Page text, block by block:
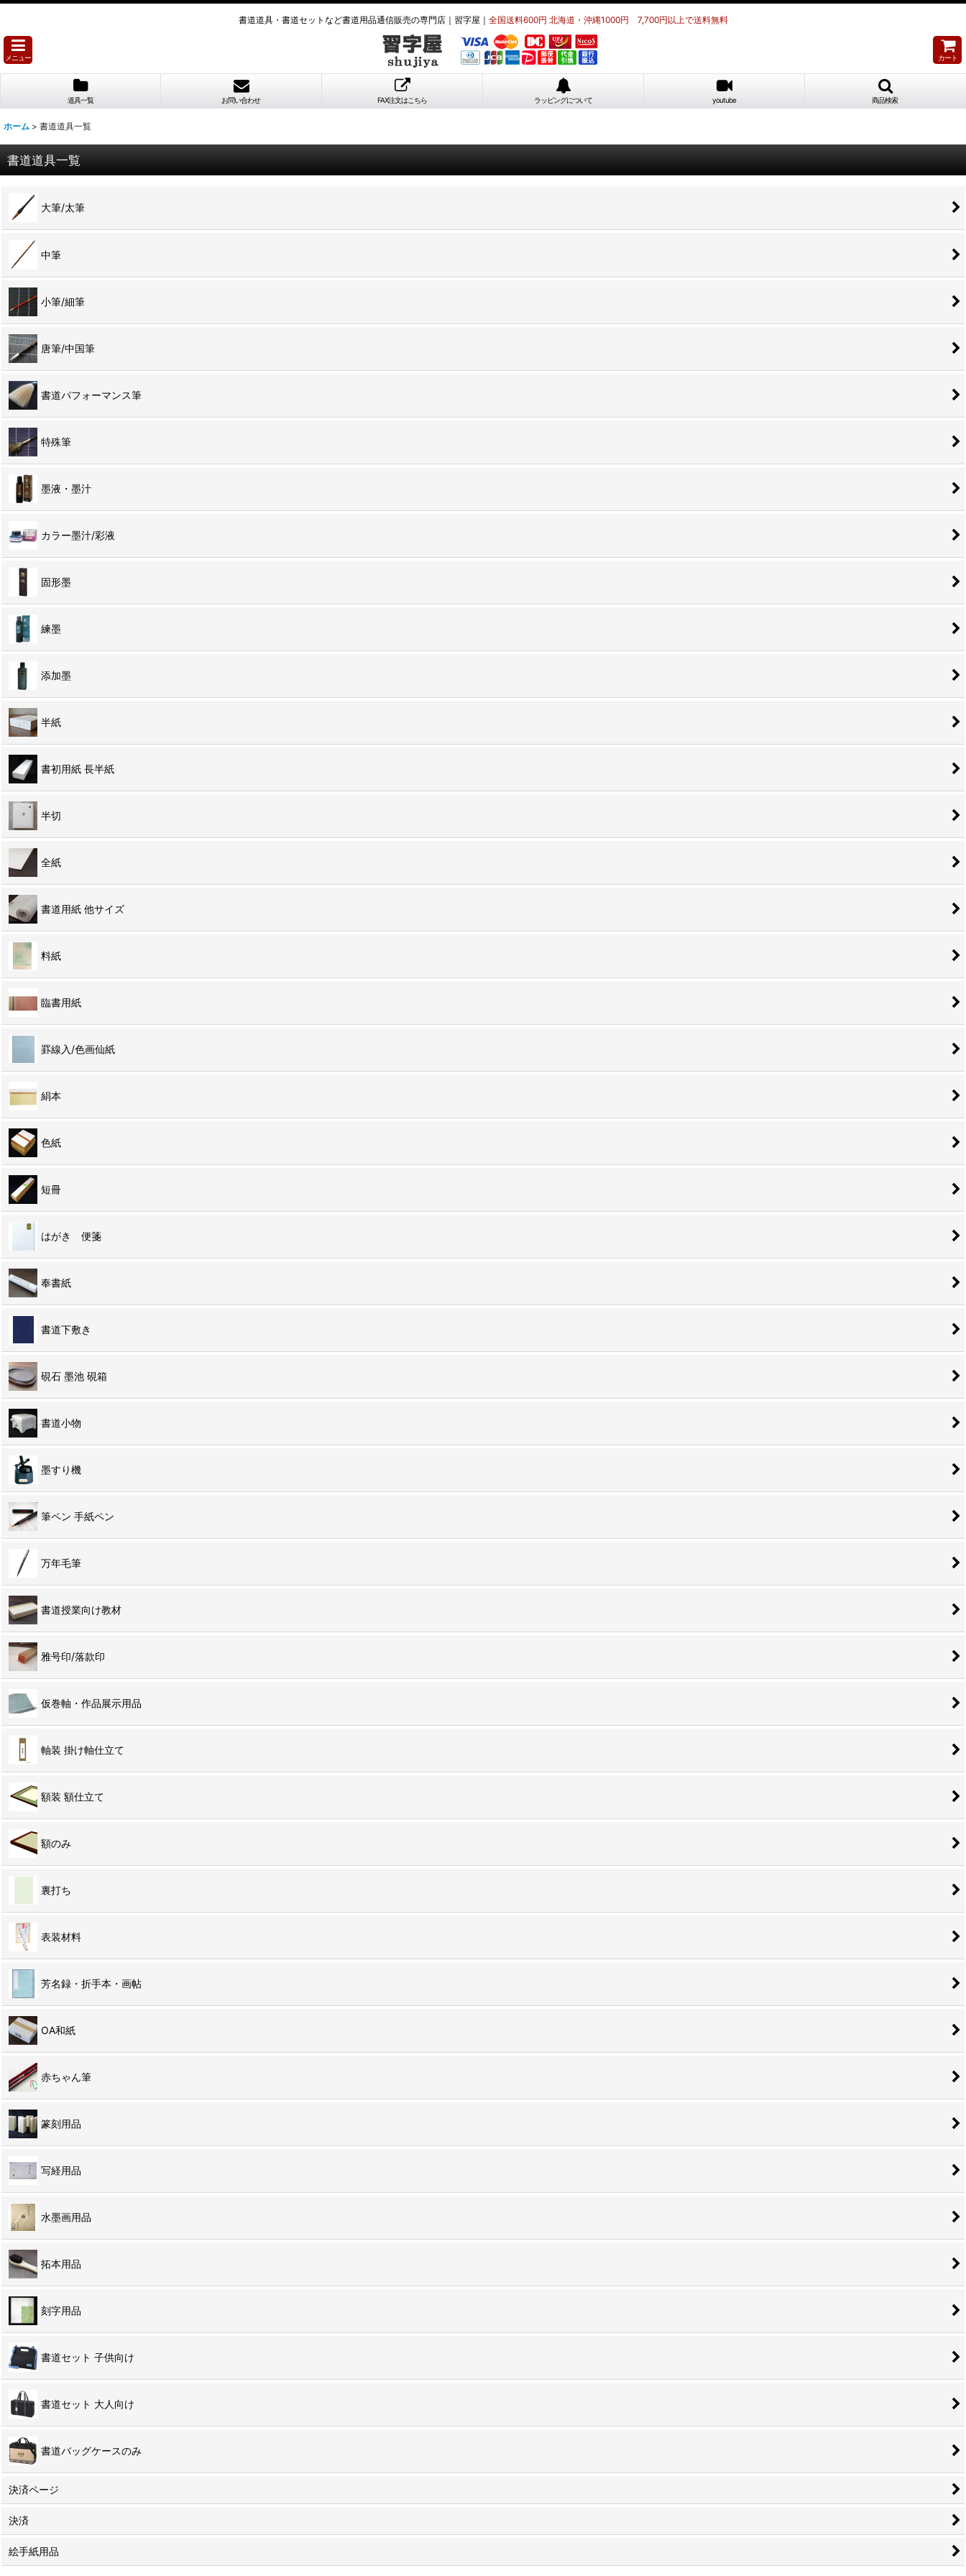
書道道具・書道セットなど書道用品通信販売の専門店｜習字屋｜ 全国送料600円 北海道・沖縄1000円 7,700円以上で送料無料
メニュー カート
道具一覧 お問い合わせ FAX注文はこちら ラッピングについて youtube 商品検索
ホーム > 書道道具一覧
書道道具一覧
大筆/太筆
中筆
小筆/細筆
唐筆/中国筆
書道パフォーマンス筆
特殊筆
墨液・墨汁
カラー墨汁/彩液
固形墨
練墨
添加墨
半紙
書初用紙 長半紙
半切
全紙
書道用紙 他サイズ
料紙
臨書用紙
罫線入/色画仙紙
絹本
色紙
短冊
はがき 便箋
奉書紙
書道下敷き
硯石 墨池 硯箱
書道小物
墨すり機
筆ペン 手紙ペン
万年毛筆
書道授業向け教材
雅号印/落款印
仮巻軸・作品展示用品
軸装 掛け軸仕立て
額装 額仕立て
額のみ
裏打ち
表装材料
芳名録・折手本・画帖
OA和紙
赤ちゃん筆
篆刻用品
写経用品
水墨画用品
拓本用品
刻字用品
書道セット 子供向け
書道セット 大人向け
書道バッグケースのみ
決済ページ
決済
絵手紙用品